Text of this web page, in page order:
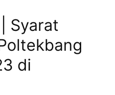
Syarat
di